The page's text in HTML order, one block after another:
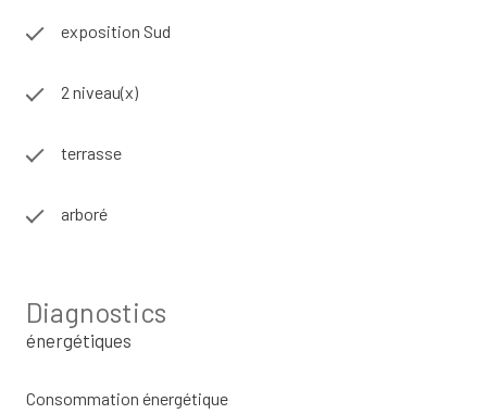
exposition Sud
2 niveau(x)
terrasse
arboré
Diagnostics
énergétiques
Consommation énergétique